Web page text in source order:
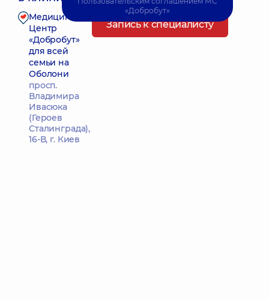
Медицинский
Центр
«Добробут»
для всей
семьи на
Оболони
просп.
Владимира
Ивасюка
(Героев
Сталинграда),
16-В, г. Киев
Запись к специалисту
«Добробут»